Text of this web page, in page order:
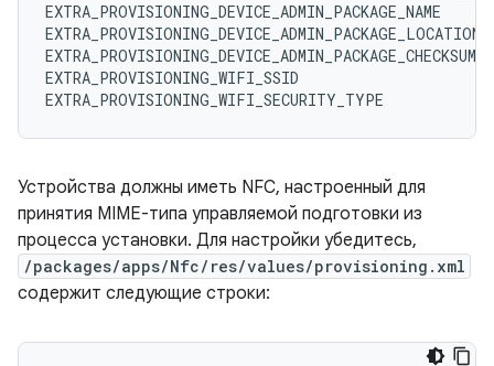
EXTRA_PROVISIONING_DEVICE_ADMIN_PACKAGE_NAME
EXTRA_PROVISIONING_DEVICE_ADMIN_PACKAGE_LOCATION
EXTRA_PROVISIONING_DEVICE_ADMIN_PACKAGE_CHECKSUM
EXTRA_PROVISIONING_WIFI_SSID
EXTRA_PROVISIONING_WIFI_SECURITY_TYPE
Устройства должны иметь NFC, настроенный для
принятия MIME-типа управляемой подготовки из
процесса установки. Для настройки убедитесь,
/packages/apps/Nfc/res/values/provisioning.xml
содержит следующие строки: